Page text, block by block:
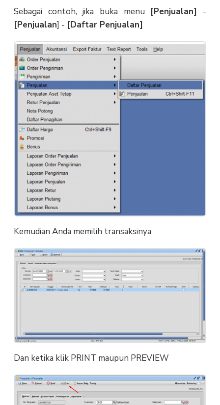
Sebagai contoh, jika buka menu [Penjualan] -
[Penjualan] - [Daftar Penjualan]
Kemudian Anda memilih transaksinya
Dan ketika klik PRINT maupun PREVIEW